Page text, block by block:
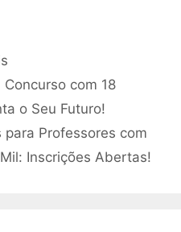
com 18
o Seu Futuro!
Professores com
Inscrições Abertas!